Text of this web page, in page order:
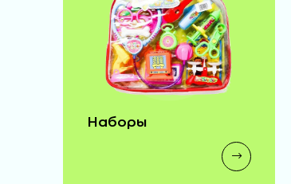
Наборы